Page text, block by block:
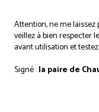
Attention, ne me
veillez à bien respecter
avant utilisation et
Signé :la paire de